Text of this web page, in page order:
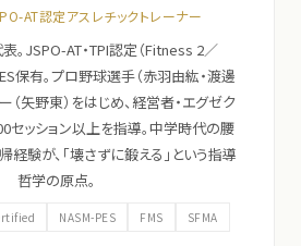
AT認定アスレチックトレーナー
。JSPO-AT・TPI認定（Fitness 2／
保有。プロ野球選手（赤羽由紘・渡邊
（矢野東）をはじめ、経営者・エグゼク
セッション以上を指導。中学時代の腰
験が、「壊さずに鍛える」という指導
哲学の原点。
NASM-PES FMS SFMA